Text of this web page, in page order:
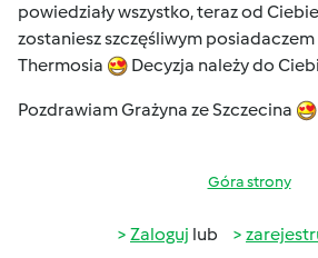
powiedziały wszystko, teraz od
zostaniesz szczęśliwym
Thermosia
Decyzja należy do
Pozdrawiam Grażyna ze Szczecina
Góra strony
Zaloguj lub